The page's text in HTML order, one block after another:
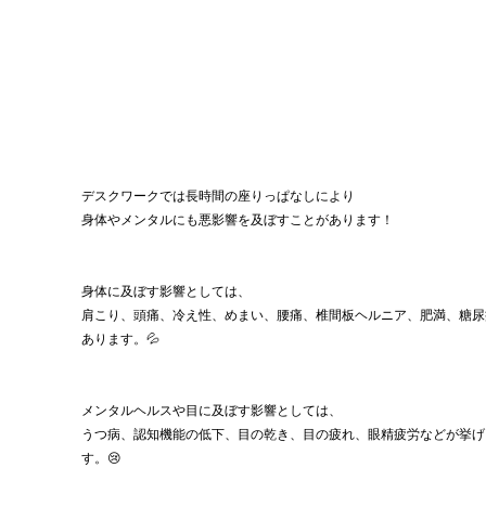
デスクワークでは長時間の座りっぱなしにより
身体やメンタルにも悪影響を及ぼすことがあります！
身体に及ぼす影響としては、
肩こり、頭痛、冷え性、めまい、腰痛、椎間板ヘルニア、肥満、糖
あります。💦
メンタルヘルスや目に及ぼす影響としては、
うつ病、認知機能の低下、目の乾き、目の疲れ、眼精疲労などが挙
す。😢